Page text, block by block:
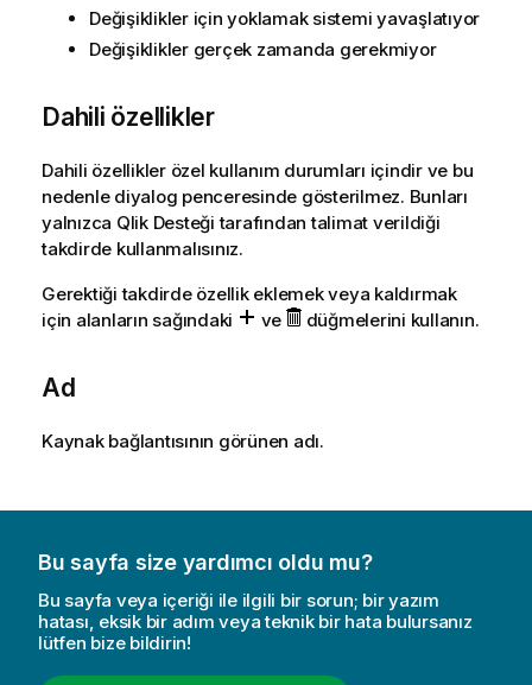
Değişiklikler için yoklamak sistemi yavaşlatıyor
Değişiklikler gerçek zamanda gerekmiyor
Dahili özellikler
Dahili özellikler özel kullanım durumları içindir ve bu
nedenle diyalog penceresinde gösterilmez. Bunları
yalnızca QlikDesteği tarafından talimat verildiği
takdirde kullanmalısınız.
Gerektiği takdirde özellik eklemek veya kaldırmak
için alanların sağındaki
ve düğmelerini kullanın.
Ad
Kaynak bağlantısının görünen adı.
Bu sayfa size yardımcı oldu mu?
Bu sayfa veya içeriği ile ilgili bir sorun; bir yazım
hatası, eksik bir adım veya teknik bir hata bulursanız
lütfen bize bildirin!